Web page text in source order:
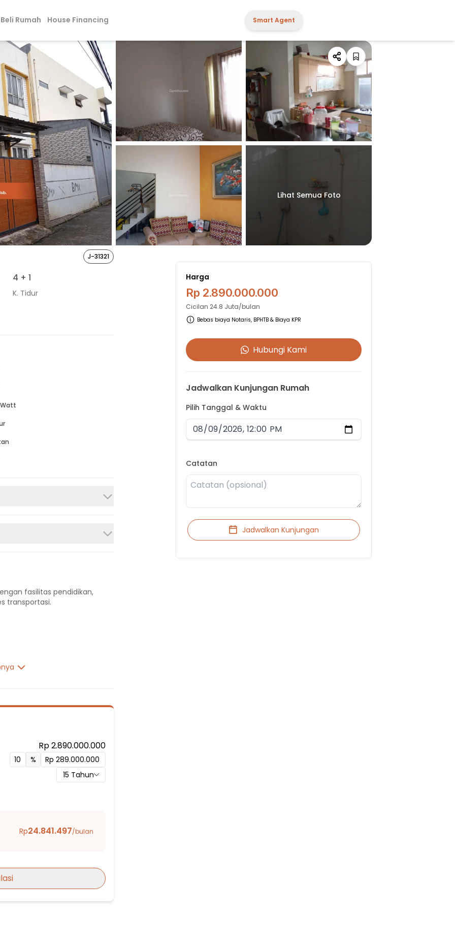
Beli Rumah House Financing Smart Agent
Lihat Semua Foto
J-31321
4 + 1
K. Tidur
Watt
fasilitas pendidikan,
transportasi.
Rp 2.890.000.000
%
15 Tahun
Rp24.841.497/bulan
Harga
Rp 2.890.000.000
Cicilan 24.8 Juta/bulan
Bebas biaya Notaris, BPHTB & Biaya KPR
Hubungi Kami
Jadwalkan Kunjungan Rumah
Pilih Tanggal & Waktu
Catatan
Jadwalkan Kunjungan